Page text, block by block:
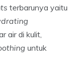
terbarunya yaitu
air di kulit,
untuk